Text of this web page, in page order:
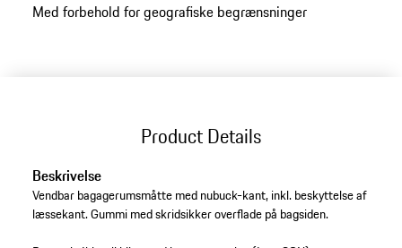
varianter
Med forbehold for geografiske begrænsninger
Product Details
Beskrivelse
Vendbar bagagerumsmåtte med nubuck-kant, inkl. beskyttelse af
læssekant. Gummi med skridsikker overflade på bagsiden.